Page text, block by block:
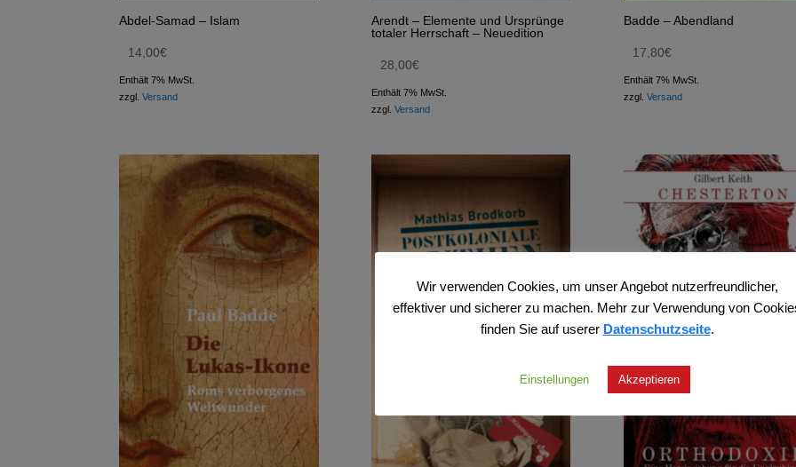
Abdel-Samad – Islam
14,00€
Enthält 7% MwSt.
zzgl.Versand
Arendt – Elemente und Ursprünge
totaler Herrschaft – Neuedition
28,00€
Enthält 7% MwSt.
zzgl. Versand
Badde – Abendland
17,80€
Enthält 7% MwSt.
zzgl. Versand
Wir verwenden Cookies, um unser Angebot nutzerfreundlicher,
effektiver und sicherer zu machen. Mehr zur Verwendung von
finden Sie auf userer Datenschutzseite.
Einstellungen Akzeptieren